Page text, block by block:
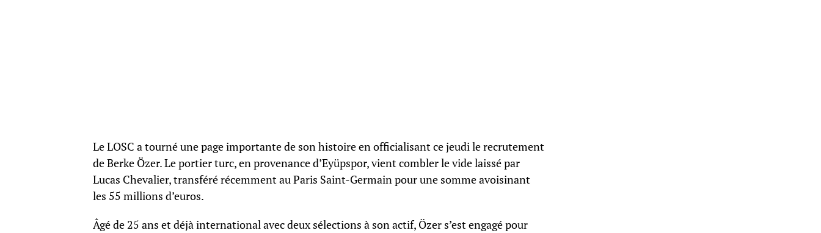
Le LOSC a tourné une page importante de son histoire en officialisant ce jeudi le recrutement
de Berke Özer. Le portier turc, en provenance d’Eyüpspor, vient combler le vide laissé par
Lucas Chevalier, transféré récemment au Paris Saint-Germain pour une somme avoisinant
les 55 millions d’euros.
Âgé de 25 ans et déjà international avec deux sélections à son actif, Özer s’est engagé pour